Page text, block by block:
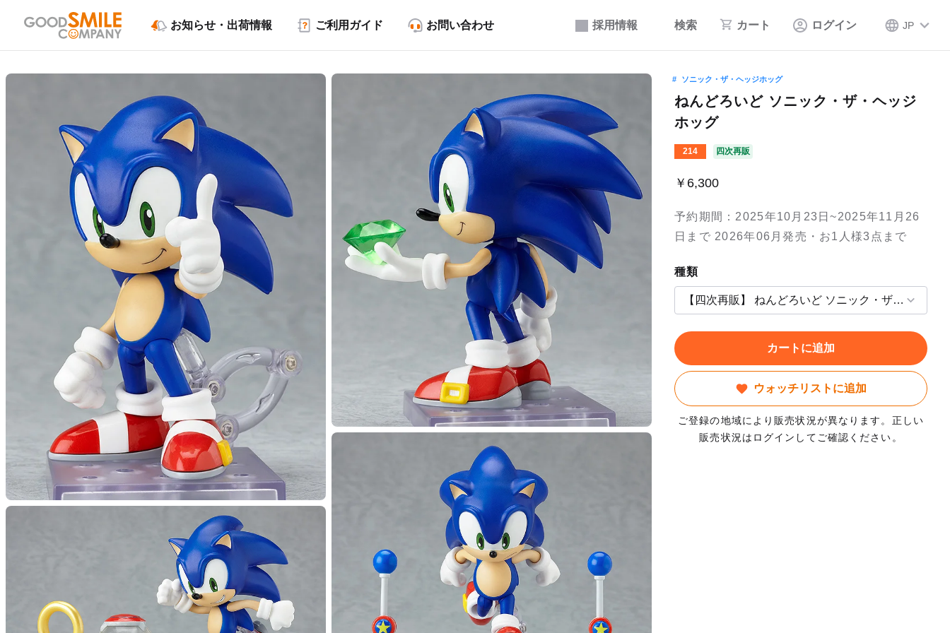
採用情報 検索 カート ログイン JP
お知らせ・出荷情報 ご利用ガイド お問い合わせ
ソニック・ザ・ヘッジホッグ
ねんどろいど ソニック・ザ・ヘッジ
ホッグ
214 四次再販
￥6,300
予約期間：2025年10月23日~2025年11月26
日まで 2026年06月発売・お1人様3点まで
種類
カートに追加
ウォッチリストに追加
ご登録の地域により販売状況が異なります。正しい
販売状況はログインしてご確認ください。